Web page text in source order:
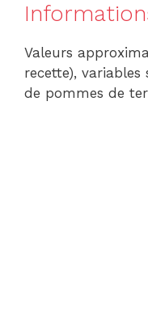
Valeurs
recette),
de pommes de